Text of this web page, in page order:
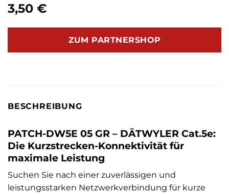
3,50 €
ZUM PARTNERSHOP
BESCHREIBUNG
PATCH-DW5E 05 GR – DÄTWYLER Cat.5e:
Die Kurzstrecken-Konnektivität für
maximale Leistung
Suchen Sie nach einer zuverlässigen und
leistungsstarken Netzwerkverbindung für kurze